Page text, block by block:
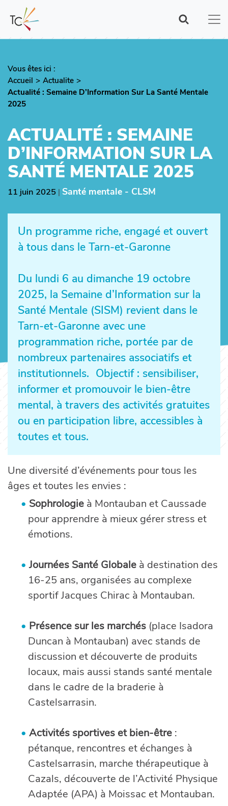
contenu
principal
Vous êtes ici :
Fil
d'Ariane
Accueil
Actualite
Actualité : Semaine D’Information Sur La Santé Mentale
2025
ACTUALITÉ : SEMAINE
D’INFORMATION SUR LA
SANTÉ MENTALE 2025
11 juin 2025 | Santé mentale - CLSM
Un programme riche, engagé et ouvert
à tous dans le Tarn-et-Garonne
Du lundi 6 au dimanche 19 octobre
2025, la Semaine d’Information sur la
Santé Mentale (SISM) revient dans le
Tarn-et-Garonne avec une
programmation riche, portée par de
nombreux partenaires associatifs et
institutionnels. Objectif : sensibiliser,
informer et promouvoir le bien-être
mental, à travers des activités gratuites
ou en participation libre, accessibles à
toutes et tous.
Une diversité d’événements pour tous les
âges et toutes les envies :
Sophrologie à Montauban et Caussade
pour apprendre à mieux gérer stress et
émotions.
Journées Santé Globale à destination des
16-25 ans, organisées au complexe
sportif Jacques Chirac à Montauban.
Présence sur les marchés (place Isadora
Duncan à Montauban) avec stands de
discussion et découverte de produits
locaux, mais aussi stands santé mentale
dans le cadre de la braderie à
Castelsarrasin.
Activités sportives et bien-être :
pétanque, rencontres et échanges à
Castelsarrasin, marche thérapeutique à
Cazals, découverte de l’Activité Physique
Adaptée (APA) à Moissac et Montauban.